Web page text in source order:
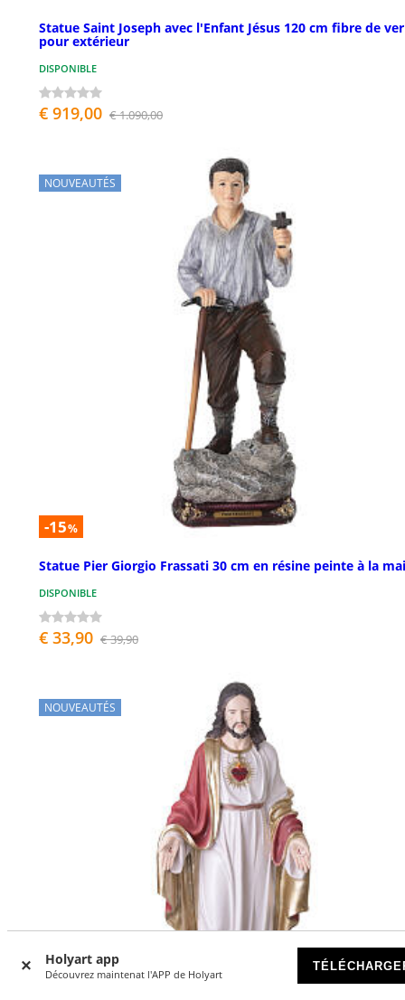
Holyart app
Découvrez maintenat l'APP de Holyart
Statue Saint Joseph avec l'Enfant Jésus 120 cm fibre de
pour extérieur
DISPONIBLE
€ 919,00 € 1.090,00
NOUVEAUTÉS
-15%
Statue Pier Giorgio Frassati 30 cm en résine peinte à la
DISPONIBLE
€ 33,90 € 39,90
NOUVEAUTÉS